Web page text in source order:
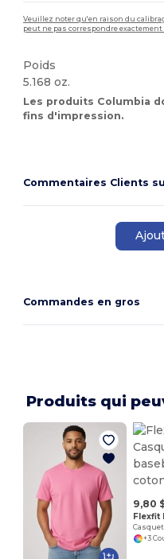
Veuillez noter qu'en raison du
peut ne pas correspondre
Poids
5.168 oz.
Les produits Columbia
fins d'impression.
Commentaires Clients
Commandes en gros
Produits qui
9,80
Flexfit
+3